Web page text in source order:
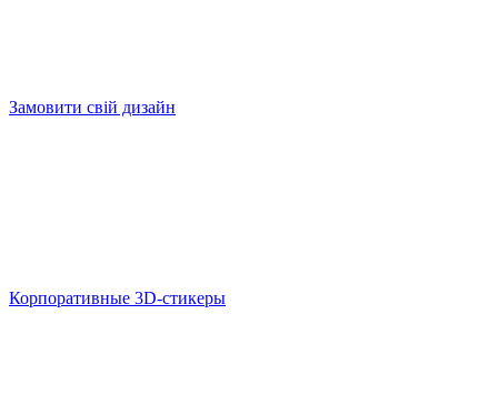
Замовити свій дизайн
Корпоративные 3D-стикеры